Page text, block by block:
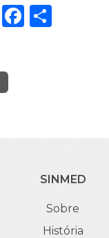
EmailFacebook
SINMED
Sobre
História